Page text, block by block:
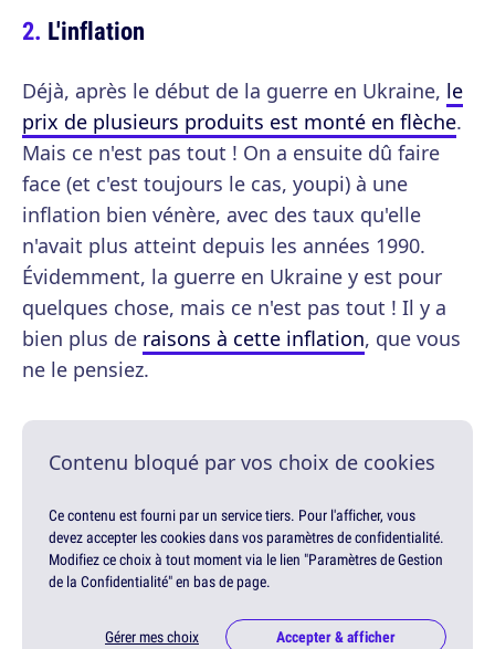
L'inflation
Déjà, après le début de la guerre en Ukraine, le
prix de plusieurs produits est monté en flèche.
Mais ce n'est pas tout ! On a ensuite dû faire
face (et c'est toujours le cas, youpi) à une
inflation bien vénère, avec des taux qu'elle
n'avait plus atteint depuis les années 1990.
Évidemment, la guerre en Ukraine y est pour
quelques chose, mais ce n'est pas tout ! Il y a
bien plus de raisons à cette inflation, que vous
ne le pensiez.
Contenu bloqué par vos choix de cookies
Ce contenu est fourni par un service tiers. Pour l'afficher, vous
devez accepter les cookies dans vos paramètres de confidentialité.
Modifiez ce choix à tout moment via le lien "Paramètres de Gestion
de la Confidentialité" en bas de page.
Gérer mes choix Accepter & afficher